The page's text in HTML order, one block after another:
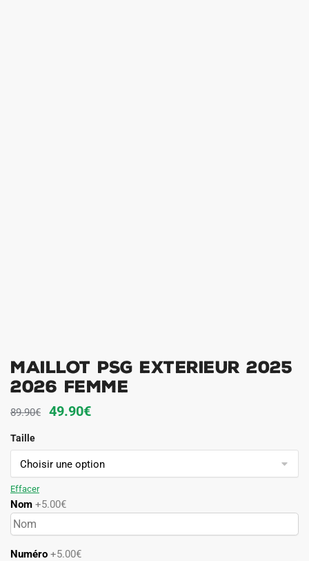
Maillot PSG Exterieur 2025
2026 Femme
89.90€
Le
initial
était :
49.90€Le
actuel
est :
Taille
Effacer
Nom +5.00€
Numéro +5.00€